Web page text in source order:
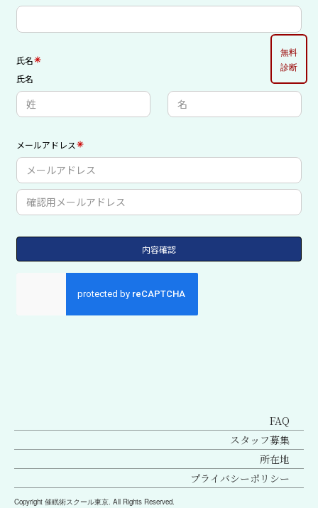
Copyright 催眠術スクール東京. All Rights Reserved.
FAQ
スタッフ募集
所在地
プライバシーポリシー
無料
診断